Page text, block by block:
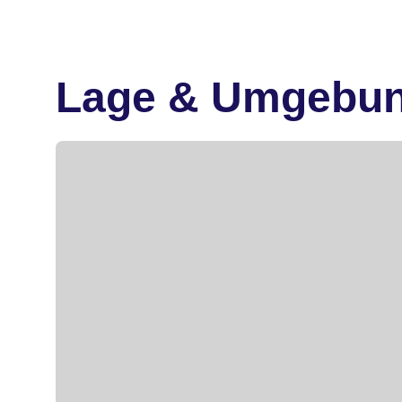
Lage &